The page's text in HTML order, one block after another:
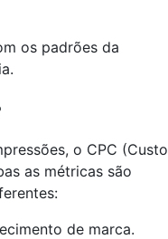
os padrões da
o CPC (Custo
as métricas são
de marca.